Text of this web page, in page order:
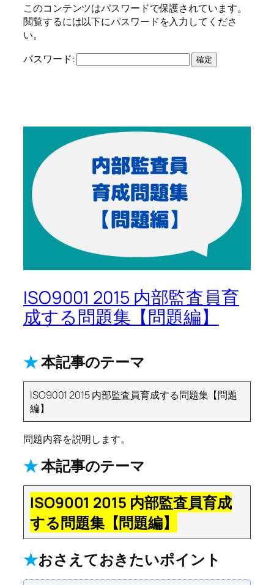
このコンテンツはパスワードで保護されています。
閲覧するには以下にパスワードを入力してくださ
い。
パスワード:
ISO9001 2015 内部監査員育
成する問題集【問題編】
★本記事のテーマ
ISO9001 2015 内部監査員育成する問題集【問題
編】
問題内容を説明します。
★本記事のテーマ
ISO9001 2015 内部監査員育成
する問題集【問題編】
★おさえておきたいポイント